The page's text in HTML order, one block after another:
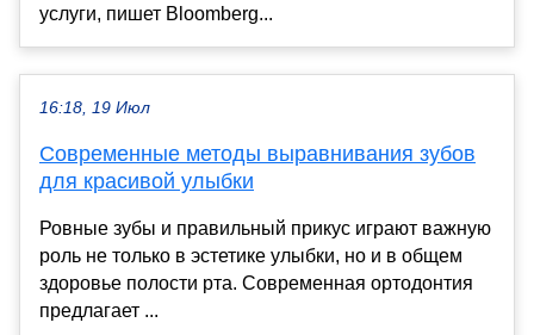
услуги, пишет Bloomberg...
16:18, 19 Июл
Современные методы выравнивания зубов
для красивой улыбки
Ровные зубы и правильный прикус играют важную
роль не только в эстетике улыбки, но и в общем
здоровье полости рта. Современная ортодонтия
предлагает ...